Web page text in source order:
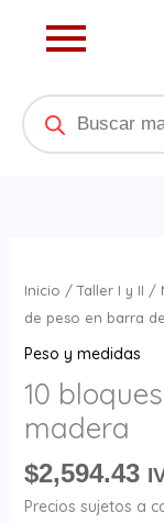
Products
search
Inicio /Taller I y II /
de peso en barra
Peso y medidas
10
madera
$2,594.43
Precios sujetos a
bloques
de
barra
de
cantidad